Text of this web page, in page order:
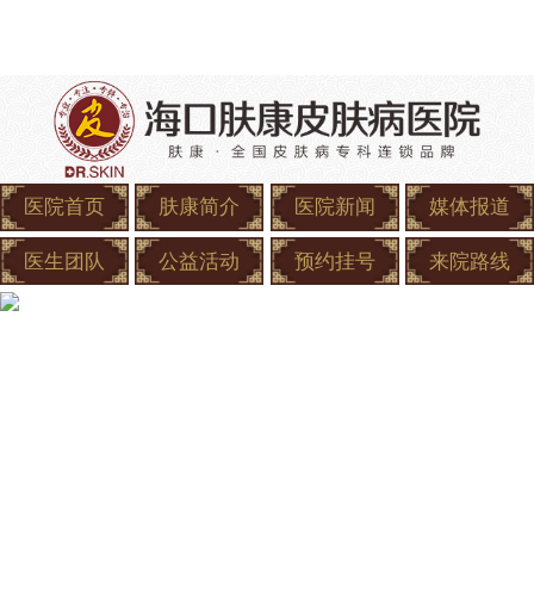
医院首页 肤康简介 医院新闻 媒体报道
医生团队 公益活动 预约挂号 来院路线